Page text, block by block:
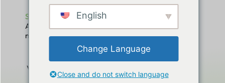
Startseite
Alles, was Sie über Gaylord Versandkartons wissen
müssen
Alles, was Sie über Gaylord
Versandkartons wissen müssen
Verbessern Sie Ihre betriebliche Effizienz, optimieren
Sie Ihre Kosten und Ihr Markenengagement mit
English
Change Language
Close and do not switch language